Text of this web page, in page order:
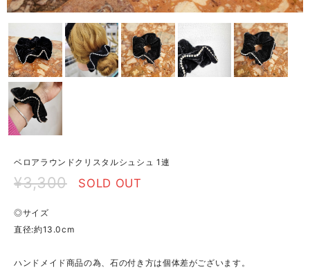
ベロアラウンドクリスタルシュシュ 1連
¥3,300 SOLD OUT
◎サイズ
直径:約13.0cm
ハンドメイド商品の為、石の付き方は個体差がございます。